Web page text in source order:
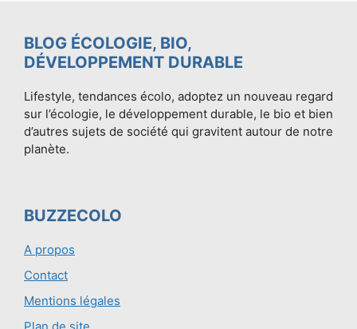
BLOG ÉCOLOGIE, BIO,
DÉVELOPPEMENT DURABLE
Lifestyle, tendances écolo, adoptez un nouveau regard
sur l’écologie, le développement durable, le bio et bien
d’autres sujets de société qui gravitent autour de notre
planète.
BUZZECOLO
A propos
Contact
Mentions légales
Plan de site